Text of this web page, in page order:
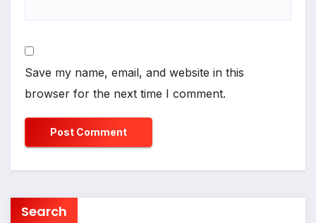
Save my name, email, and website in this
browser for the next time I comment.
Search